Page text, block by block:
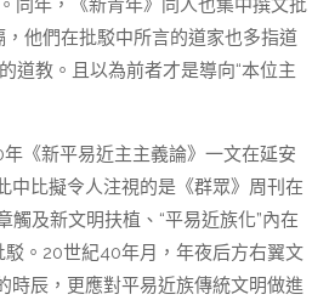
同年，《新青年》同人也集中撰文批
，他們在批駁中所言的道家也多指道
道教。且以為前者才是導向“本位主
《新平易近主主義論》一文在延安
中比擬令人注視的是《群眾》周刊在
及新文明扶植、“平易近族化”內在
駁。20世紀40年月，年夜后方右翼文
時辰，更應對平易近族傳統文明做進